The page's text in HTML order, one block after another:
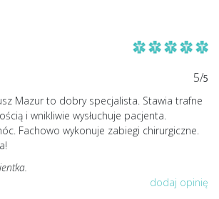
5/5
Mazur to dobry specjalista. Stawia trafne
i wnikliwie wysłuchuje pacjenta.
Fachowo wykonuje zabiegi chirurgiczne.
dodaj opinię